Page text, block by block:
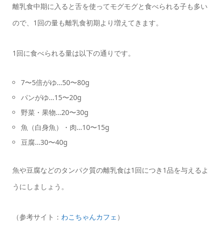
離乳食中期に入ると舌を使ってモグモグと食べられる子も多い
ので、1回の量も離乳食初期より増えてきます。
1回に食べられる量は以下の通りです。
7〜5倍がゆ…50〜80g
パンがゆ…15〜20g
野菜・果物…20〜30g
魚（白身魚）・肉…10〜15g
豆腐…30〜40g
魚や豆腐などのタンパク質の離乳食は1回につき1品を与えるよ
うにしましょう。
（参考サイト： わこちゃんカフェ ）